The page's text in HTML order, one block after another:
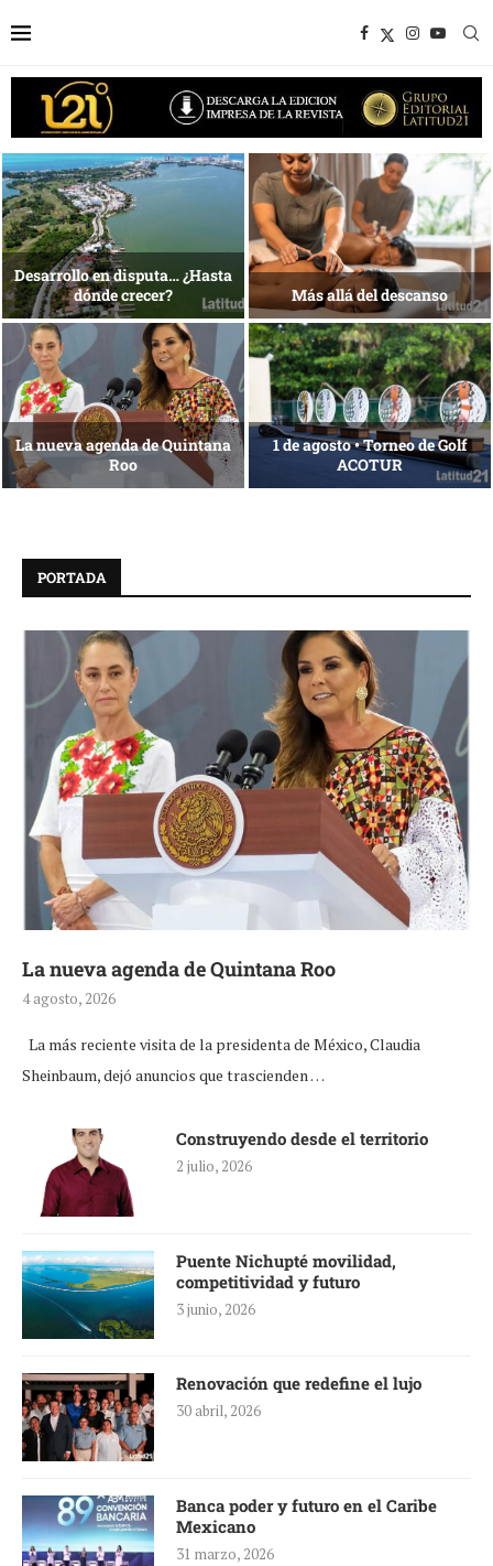
1 al 28 de agosto •
Fundación Isleña
Energía que Impulsa la
competitividad
Reconocimiento de viajeros La esencia del servicio
PORTADA
La nueva agenda de Quintana Roo
4 agosto, 2026
La más reciente visita de la presidenta de México, Claudia
Sheinbaum, dejó anuncios que trascienden …
Construyendo desde el territorio
2 julio, 2026
Puente Nichupté movilidad,
competitividad y futuro
3 junio, 2026
Renovación que redefine el lujo
30 abril, 2026
Banca poder y futuro en el Caribe
Mexicano
31 marzo, 2026